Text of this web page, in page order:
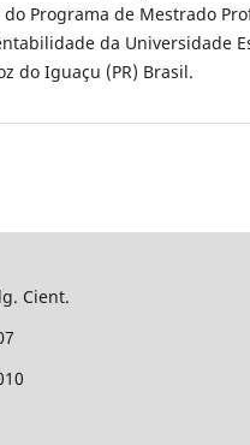
do Programa de Mestrado
da Universidade
do Iguaçu (PR) Brasil.
Cient.